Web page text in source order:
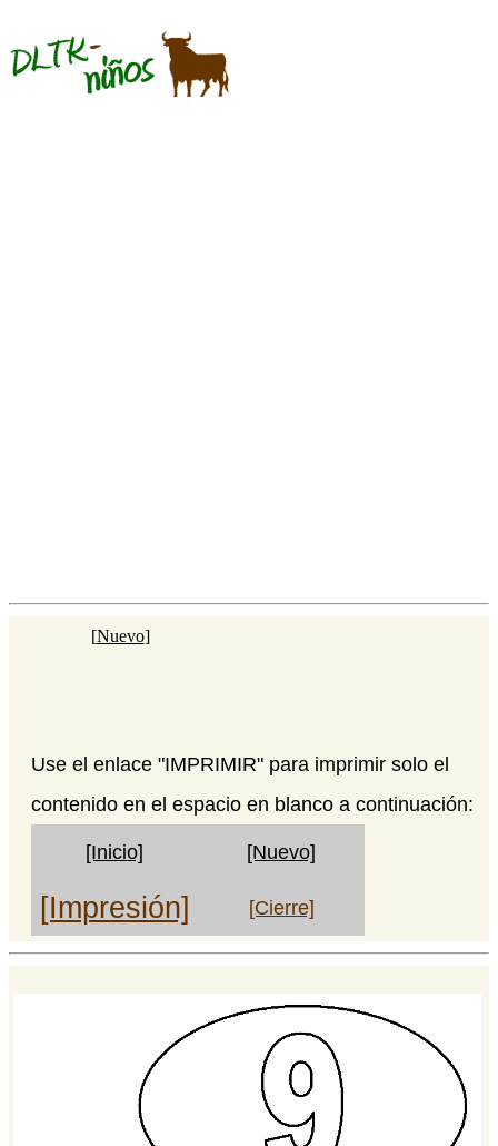
[Nuevo]
Use el enlace "IMPRIMIR" para imprimir solo el
contenido en el espacio en blanco a continuación:
[Inicio] [Nuevo]
[Impresión] [Cierre]